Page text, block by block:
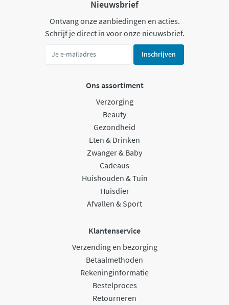
Nieuwsbrief
Ontvang onze aanbiedingen en acties.
Schrijf je direct in voor onze nieuwsbrief.
Inschrijven
Ons assortiment
Verzorging
Beauty
Gezondheid
Eten & Drinken
Zwanger & Baby
Cadeaus
Huishouden & Tuin
Huisdier
Afvallen & Sport
Klantenservice
Verzending en bezorging
Betaalmethoden
Rekeninginformatie
Bestelproces
Retourneren